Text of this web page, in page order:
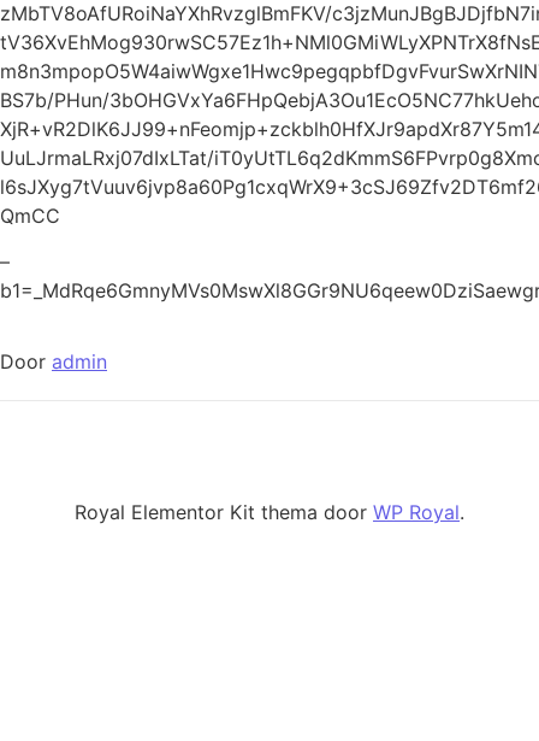
zMbTV8oAfURoiNaYXhRvzglBmFKV/
BS7b/PHun/
UuLJrmaLRxj07dIxLTat/
QmCC
–
Door admin
Royal Elementor Kit thema door WP Royal.